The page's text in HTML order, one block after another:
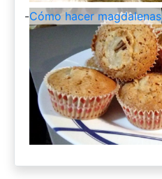
-Cómo hacer magdalenas